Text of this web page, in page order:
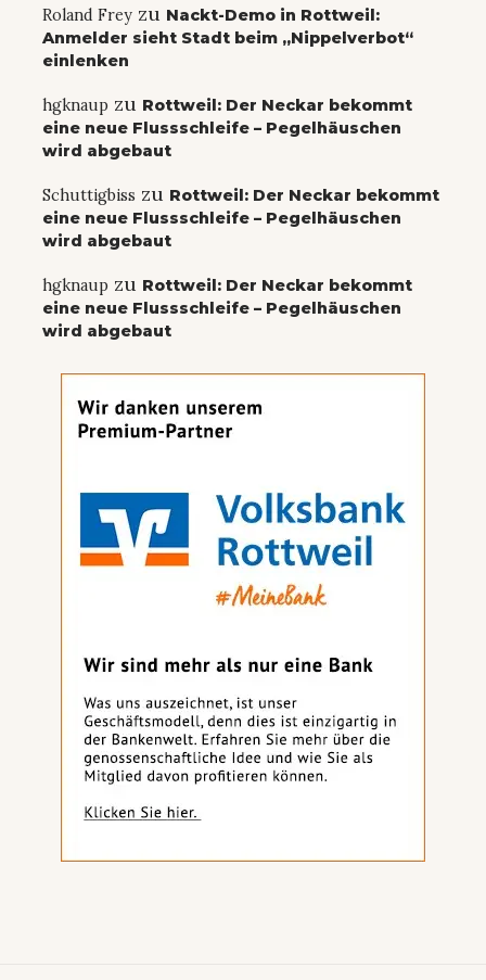
Roland Frey zu Nackt-Demo in Rottweil:
Anmelder sieht Stadt beim „Nippelverbot“
einlenken
hgknaup zu Rottweil: Der Neckar bekommt
eine neue Flussschleife – Pegelhäuschen
wird abgebaut
Schuttigbiss zu Rottweil: Der Neckar bekommt
eine neue Flussschleife – Pegelhäuschen
wird abgebaut
hgknaup zu Rottweil: Der Neckar bekommt
eine neue Flussschleife – Pegelhäuschen
wird abgebaut